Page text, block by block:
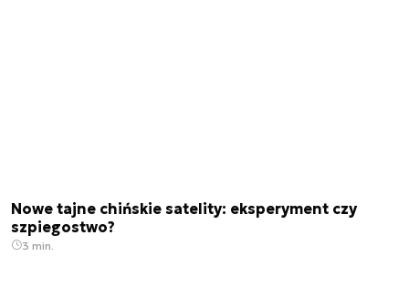
Nowe tajne chińskie satelity: eksperyment czy
szpiegostwo?
3 min.